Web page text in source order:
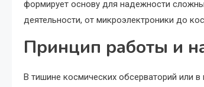
формирует основу для надежности
деятельности, от микроэлектроники до
Принцип работы и
В тишине космических обсерваторий или